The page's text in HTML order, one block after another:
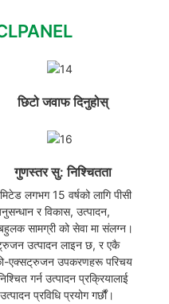
छिटो जवाफ दिनुहोस्
गुणस्तर सु: निश्चितता
लगभग 15 वर्षको लागि पीसी
र विकास, उत्पादन,
सामग्री को सेवा मा संलग्न।
उत्पादन लाइन छ, र एकै
को-एक्सट्रुजन उपकरणहरू परिचय
गर्न उत्पादन प्रक्रियालाई
प्रविधि प्रयोग गर्छौं।